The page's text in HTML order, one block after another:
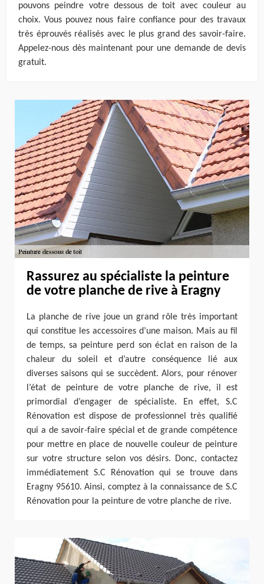
pouvons peindre votre dessous de toit avec couleur au
choix. Vous pouvez nous faire confiance pour des travaux
très éprouvés réalisés avec le plus grand des savoir-faire.
Appelez-nous dès maintenant pour une demande de devis
gratuit.
Rassurez au spécialiste la peinture
de votre planche de rive à Eragny
La planche de rive joue un grand rôle très important
qui constitue les accessoires d’une maison. Mais au fil
de temps, sa peinture perd son éclat en raison de la
chaleur du soleil et d’autre conséquence lié aux
diverses saisons qui se succèdent. Alors, pour rénover
l’état de peinture de votre planche de rive, il est
primordial d’engager de spécialiste. En effet, S.C
Rénovation est dispose de professionnel très qualifié
qui a de savoir-faire spécial et de grande compétence
pour mettre en place de nouvelle couleur de peinture
sur votre structure selon vos désirs. Donc, contactez
immédiatement S.C Rénovation qui se trouve dans
Eragny 95610. Ainsi, comptez à la connaissance de S.C
Rénovation pour la peinture de votre planche de rive.